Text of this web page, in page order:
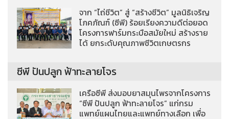
จาก “ไถ่ชีวิต” สู่ “สร้างชีวิต” มูลนิธิเจริญ
โภคภัณฑ์ (ซีพี) ร้อยเรียงความดีต่อยอด
โครงการฟาร์มกระบือสมัยใหม่ สร้างราย
ได้ ยกระดับคุณภาพชีวิตเกษตรกร
ซีพี ปันปลูก ฟ้าทะลายโจร
เครือซีพี ส่งมอบยาสมุนไพรจากโครงการ
“ซีพี ปันปลูก ฟ้าทะลายโจร” แก่กรม
แพทย์แผนไทยและแพทย์ทางเลือก เพื่อ